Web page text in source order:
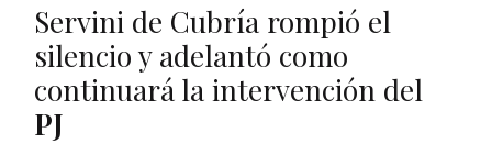
Servini de Cubría rompió el
silencio y adelantó como
continuará la intervención del
PJ